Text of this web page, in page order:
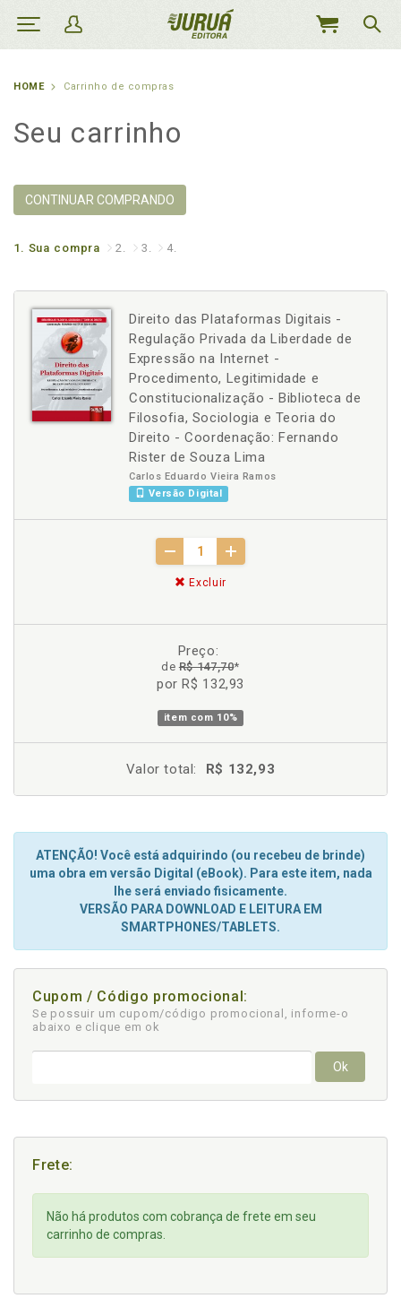
MEU
HOME Carrinho de compras
Seu carrinho
CONTINUAR COMPRANDO
1. Sua compra 2. 3. 4.
Direito das Plataformas Digitais -
Regulação Privada da Liberdade de
Expressão na Internet -
Procedimento, Legitimidade e
Constitucionalização - Biblioteca de
Filosofia, Sociologia e Teoria do
Direito - Coordenação: Fernando
Rister de Souza Lima
Carlos Eduardo Vieira Ramos
Versão Digital
Excluir
Preço:
deR$ 147,70*
por R$ 132,93
item com 10%
Valor total: R$ 132,93
ATENÇÃO! Você está adquirindo (ou recebeu de brinde)
uma obra em versão Digital (eBook). Para este item, nada
lhe será enviado fisicamente.
VERSÃO PARA DOWNLOAD E LEITURA EM
SMARTPHONES/TABLETS.
Cupom / Código promocional:
Se possuir um cupom/código promocional, informe-o
abaixo e clique em ok
Ok
Frete:
Não há produtos com cobrança de frete em seu
carrinho de compras.